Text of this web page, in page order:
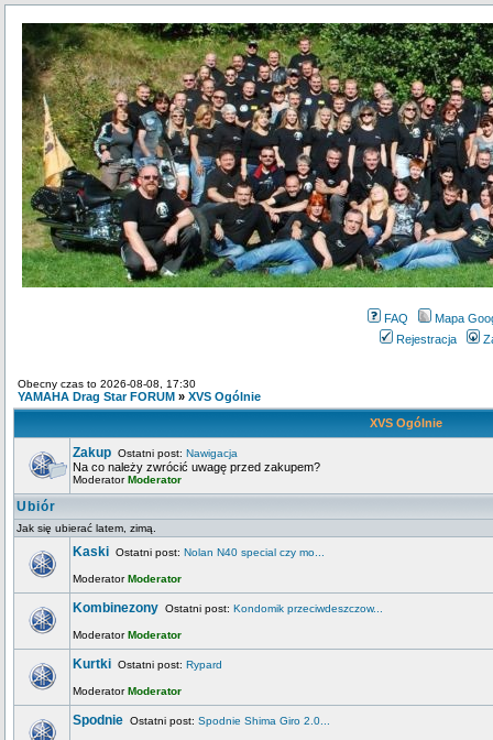
FAQ
Mapa
Rejestracja
Obecny czas to 2026-08-08, 17:30
YAMAHA Drag Star FORUM » XVS Ogólnie
XVS Ogólnie
Zakup Ostatni post: Nawigacja
Na co należy zwrócić uwagę przed zakupem?
ModeratorModerator
Ubiór
Jak się ubierać latem, zimą.
Kaski Ostatni post: Nolan N40 special czy mo...
ModeratorModerator
Kombinezony Ostatni post: Kondomik przeciwdeszczow...
ModeratorModerator
Kurtki Ostatni post: Rypard
ModeratorModerator
Spodnie Ostatni post: Spodnie Shima Giro 2.0...